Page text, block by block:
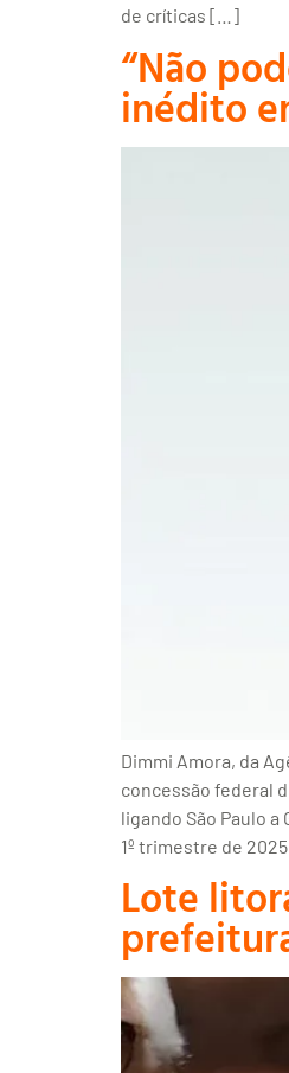
de críticas […]
“Não
inédito
Dimmi Amora, da
concessão federal
ligando São Paulo
1º trimestre de
Lote